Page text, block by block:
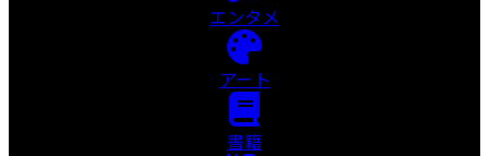
エンタメ
アート
書籍